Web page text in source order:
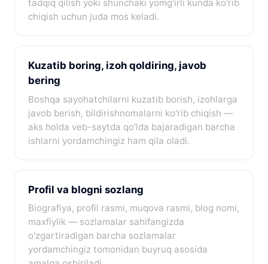
tadqiq qilish yoki shunchaki yomg'irli kunda ko'rib
chiqish uchun juda mos keladi.
Kuzatib boring, izoh qoldiring, javob
bering
Boshqa sayohatchilarni kuzatib borish, izohlarga
javob berish, bildirishnomalarni ko'rib chiqish —
aks holda veb-saytda qo'lda bajaradigan barcha
ishlarni yordamchingiz ham qila oladi.
Profil va blogni sozlang
Biografiya, profil rasmi, muqova rasmi, blog nomi,
maxfiylik — sozlamalar sahifangizda
o'zgartiradigan barcha sozlamalar
yordamchingiz tomonidan buyruq asosida